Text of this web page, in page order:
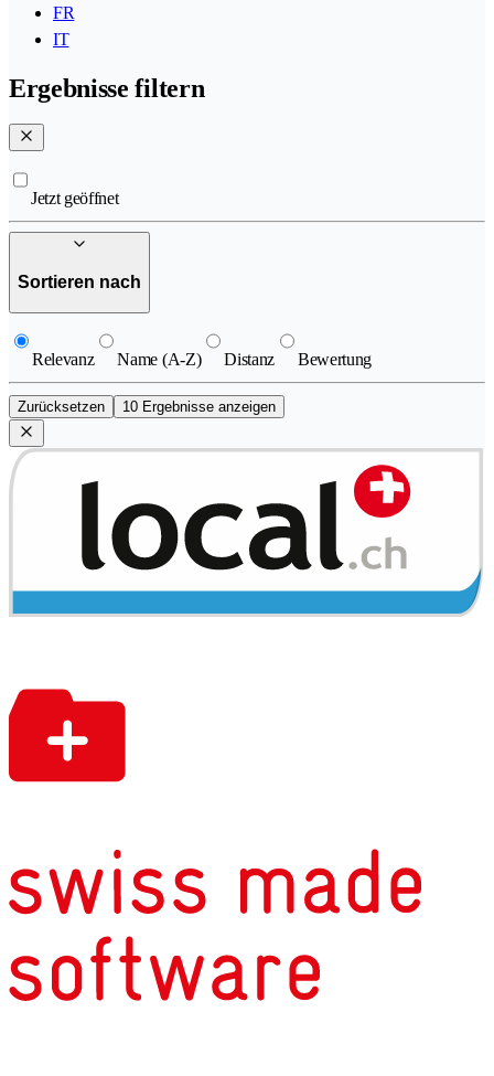
FR
IT
Ergebnisse filtern
Jetzt geöffnet
Sortieren nach
Relevanz Name (A-Z) Distanz Bewertung
Zurücksetzen 10 Ergebnisse anzeigen